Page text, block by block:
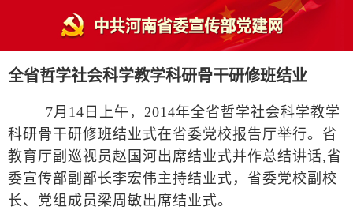
全省哲学社会科学教学科研骨干研修班结业
7月14日上午，2014年全省哲学社会科学教学
科研骨干研修班结业式在省委党校报告厅举行。省
教育厅副巡视员赵国河出席结业式并作总结讲话,省
委宣传部副部长李宏伟主持结业式，省委党校副校
长、党组成员梁周敏出席结业式。